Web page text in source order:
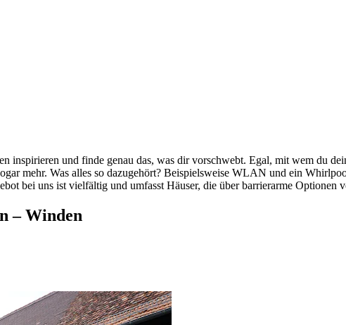
inspirieren und finde genau das, was dir vorschwebt. Egal, mit wem du
mehr. Was alles so dazugehört? Beispielsweise WLAN und ein
bei uns ist vielfältig und umfasst Häuser, die über barrierarme Optionen
– Winden